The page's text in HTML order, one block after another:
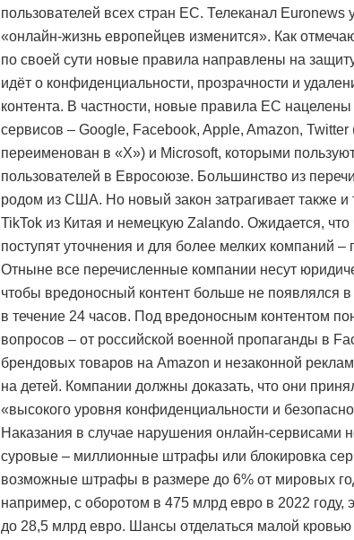
пользователей всех стран ЕС. Телеканал Euronews
«онлайн-жизнь европейцев изменится». Как
по своей сути новые правила направлены на
идёт о конфиденциальности, прозрачности и
контента. В частности, новые правила ЕС
сервисов – Google, Facebook, Apple, Amazon, Twitter
переименован в «X») и Microsoft, которыми
пользователей в Евросоюзе. Большинство из
родом из США. Но новый закон затрагивает также и
TikTok из Китая и немецкую Zalando. Ожидается, что
поступят уточнения и для более мелких компаний –
Отныне все перечисленные компании несут
чтобы вредоносный контент больше не появлялся
в течение 24 часов. Под вредоносным контентом
вопросов – от российской военной пропаганды в
брендовых товаров на Amazon и незаконной
на детей. Компании должны доказать, что они
«высокого уровня конфиденциальности и
Наказания в случае нарушения онлайн-сервисами
суровые – миллионные штрафы или блокировка
возможные штрафы в размере до 6% от мировых
например, с оборотом в 475 млрд евро в 2022 году,
до 28,5 млрд евро. Шансы отделаться малой кровью